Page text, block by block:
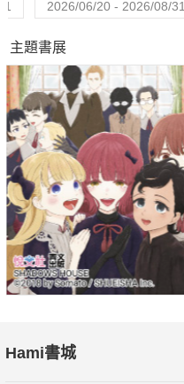
2026/06/20 - 2026/08/31
主題書展
Hami書城